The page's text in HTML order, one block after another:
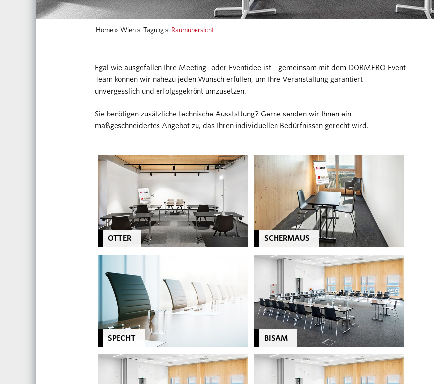
Home » Wien » Tagung » Raumübersicht
Egal wie ausgefallen Ihre Meeting- oder Eventidee ist – gemeinsam mit dem DORMERO Event
Team können wir nahezu jeden Wunsch erfüllen, um Ihre Veranstaltung garantiert
unvergesslich und erfolgsgekrönt umzusetzen.
Sie benötigen zusätzliche technische Ausstattung? Gerne senden wir Ihnen ein
maßgeschneidertes Angebot zu, das Ihren individuellen Bedürfnissen gerecht wird.
OTTER SCHERMAUS
SPECHT BISAM